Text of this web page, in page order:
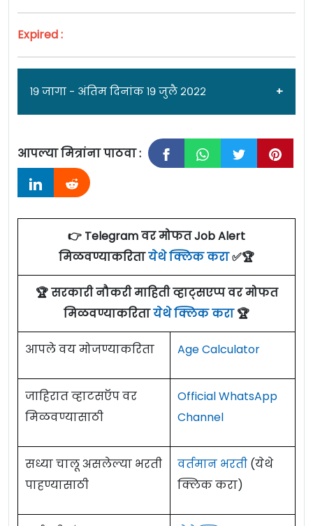
Expired :
१९ जागा - अंतिम दिनांक १९ जुलै २०२२
जाहिरात दिनांक: ०७/०७/२२
इंद्रायणी को-ऑप बँक [Indrayani Co-Op Bank Pune]
पुणे येथे विविध पदांच्या १९ जागांसाठी पात्र
उमेदवारांकडून अर्ज मागवण्यात येत असून ऑनलाईन
ई-मेलद्वारे अर्ज करण्याचा अंतिम दिनांक १९ जुलै
२०२२ आहे. सविस्तर माहितीसाठी कृपया जाहिरात पाहा.
एकूण: १९ जागा
Indrayani Co-Op Bank Pune Recruitment
Details:
पद
१
मुख्य कार्यकारी अधिकारी
आपल्या मित्रांना पाठवा :
👉 Telegram वर मोफत Job Alert
मिळवण्याकरितायेथे क्लिक करा✅🏆
🏆 सरकारी नौकरी माहिती व्हाट्सएप्प वर मोफत
मिळवण्याकरितायेथे क्लिक करा🏆
आपले वय मोजण्याकरिता Age Calculator
जाहिरात व्हाटसऍप वर
मिळवण्यासाठी
Official WhatsApp
Channel
सध्या चालू असलेल्या भरती
पाहण्यासाठी
वर्तमान भरती (येथे
क्लिक करा)